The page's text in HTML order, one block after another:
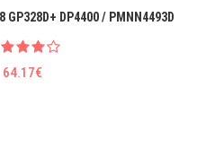
DP4400 / PMNN4493D
64.17€